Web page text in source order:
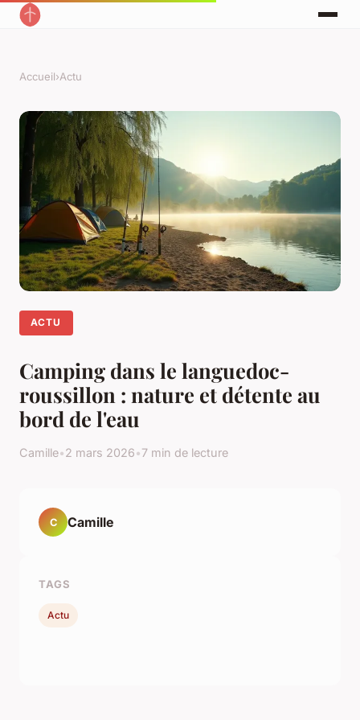
Accueil›Actu
ACTU
Camping dans le languedoc-
roussillon : nature et détente au
bord de l'eau
Camille•2 mars 2026•7 min de lecture
C Camille
TAGS
Actu